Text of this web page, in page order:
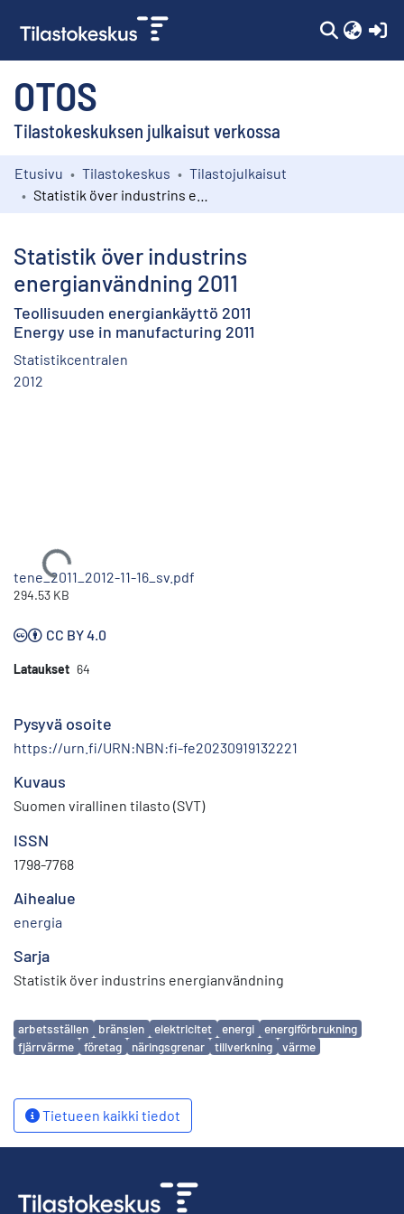
OTOS
Tilastokeskuksen julkaisut verkossa
Kokoelmat
Etusivu Tilastokeskus
Tilastojulkaisut
Statistik över industrins
energianvändning 2011
Teollisuuden energiankäyttö 2011
Energy use in manufacturing 2011
Statistikcentralen
2012
Ladataan...
tene_2011_2012-11-16_sv.pdf
294.53 KB
CC BY 4.0
Lataukset 64
Pysyvä osoite
https://urn.fi/URN:NBN:fi-fe20230919132221
Kuvaus
Suomen virallinen tilasto (SVT)
ISSN
1798-7768
Aihealue
energia
Sarja
Statistik över industrins energianvändning
Avainsanat
arbetsställen bränslen elektricitet energi
energiförbrukning
fjärrvärme
företag näringsgrenar tillverkning värme
Tietueen kaikki tiedot